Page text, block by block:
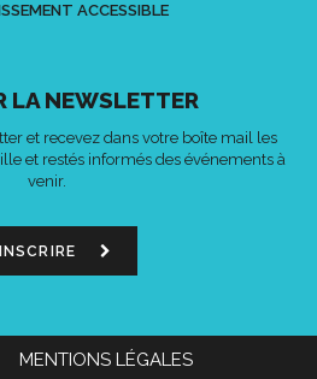
ACCESSIBLE
LA NEWSLETTER
et recevez dans votre boîte mail les
et restés informés des événements à
venir.
MENTIONS LÉGALES